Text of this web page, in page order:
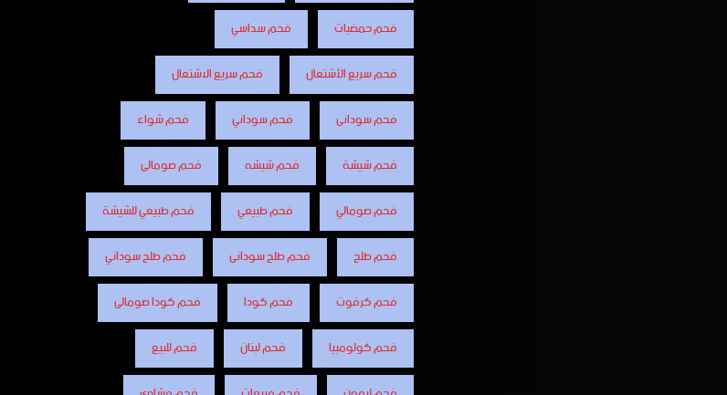
فحم حمضيات
فحم سداسي
فحم سريع الأشتعال
فحم سريع الاشتعال
فحم سودانى
فحم سوداني
فحم شواء
فحم شيشة
فحم شيشه
فحم صومالى
فحم صومالي
فحم طبيعي
فحم طبيعي للشيشة
فحم طلح
فحم طلح سودانى
فحم طلح سوداني
فحم كرفوت
فحم كودا
فحم كودا صومالى
فحم كولومبيا
فحم لبنان
فحم للبيع